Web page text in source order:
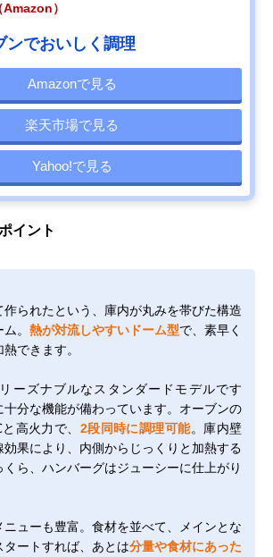
）
ンでおいしく調理
Amazonで見る
楽天市場で見る
Yahoo!で見る
イント
られたという、庫内が丸みを帯びた構造
。 熱が対流しやすいドーム型で、素早く
できます。
ーズナブルなスタンダードモデルです
十分な機能が備わっています。オーブンの
高火力で、 2段同時に調理可能。庫内壁
果により、内側からじっくりと加熱する
ら、ハンバーグはジューシーに仕上がり
ニューも豊富。食材を並べて、メインとな
タートすれば、あとは分量や食材にあった